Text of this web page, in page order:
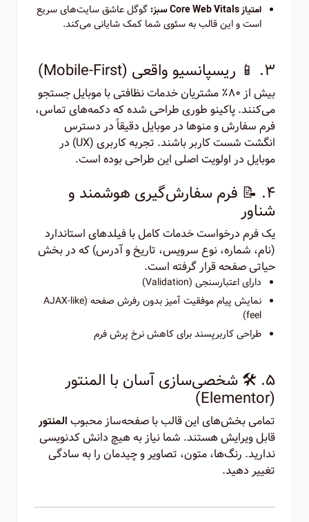
امتیاز Core Web Vitals سبز:
گوگل عاشق سایت‌های سریع
است و این قالب به سئوی شما کمک شایانی می‌کند.
۳. 📱 ریسپانسیو واقعی (Mobile-First)
بیش از ۸۰٪ مشتریان خدمات نظافتی با موبایل جستجو
می‌کنند. پاکینو طوری طراحی شده که دکمه‌های تماس،
فرم سفارش و منوها در موبایل دقیقاً در دسترس
انگشت شست کاربر باشند. تجربه کاربری (UX) در
موبایل در اولویت اصلی این طراحی بوده است.
۴. 📝 فرم سفارش‌گیری هوشمند و
شناور
یک فرم درخواست خدمات کامل با فیلدهای استاندارد
(نام، شماره، نوع سرویس، تاریخ و آدرس) که در بخش
حیاتی صفحه قرار گرفته است.
دارای اعتبارسنجی (Validation)
نمایش پیام موفقیت آمیز بدون رفرش صفحه (AJAX-like
feel)
طراحی کاربرپسند برای کاهش نرخ پرش فرم
۵. 🛠️ شخصی‌سازی آسان با المنتور
(Elementor)
تمامی بخش‌های این قالب با صفحه‌ساز محبوبالمنتور
قابل ویرایش هستند. شما نیاز به هیچ دانش کدنویسی
ندارید. رنگ‌ها، متون، تصاویر و چیدمان را به سادگی
تغییر دهید.